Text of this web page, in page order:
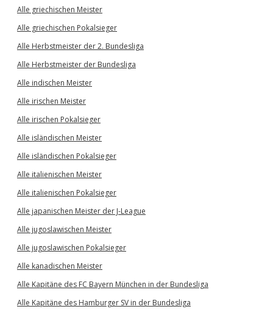
Alle griechischen Meister
Alle griechischen Pokalsieger
Alle Herbstmeister der 2. Bundesliga
Alle Herbstmeister der Bundesliga
Alle indischen Meister
Alle irischen Meister
Alle irischen Pokalsieger
Alle isländischen Meister
Alle isländischen Pokalsieger
Alle italienischen Meister
Alle italienischen Pokalsieger
Alle japanischen Meister der J-League
Alle jugoslawischen Meister
Alle jugoslawischen Pokalsieger
Alle kanadischen Meister
Alle Kapitäne des FC Bayern München in der Bundesliga
Alle Kapitäne des Hamburger SV in der Bundesliga